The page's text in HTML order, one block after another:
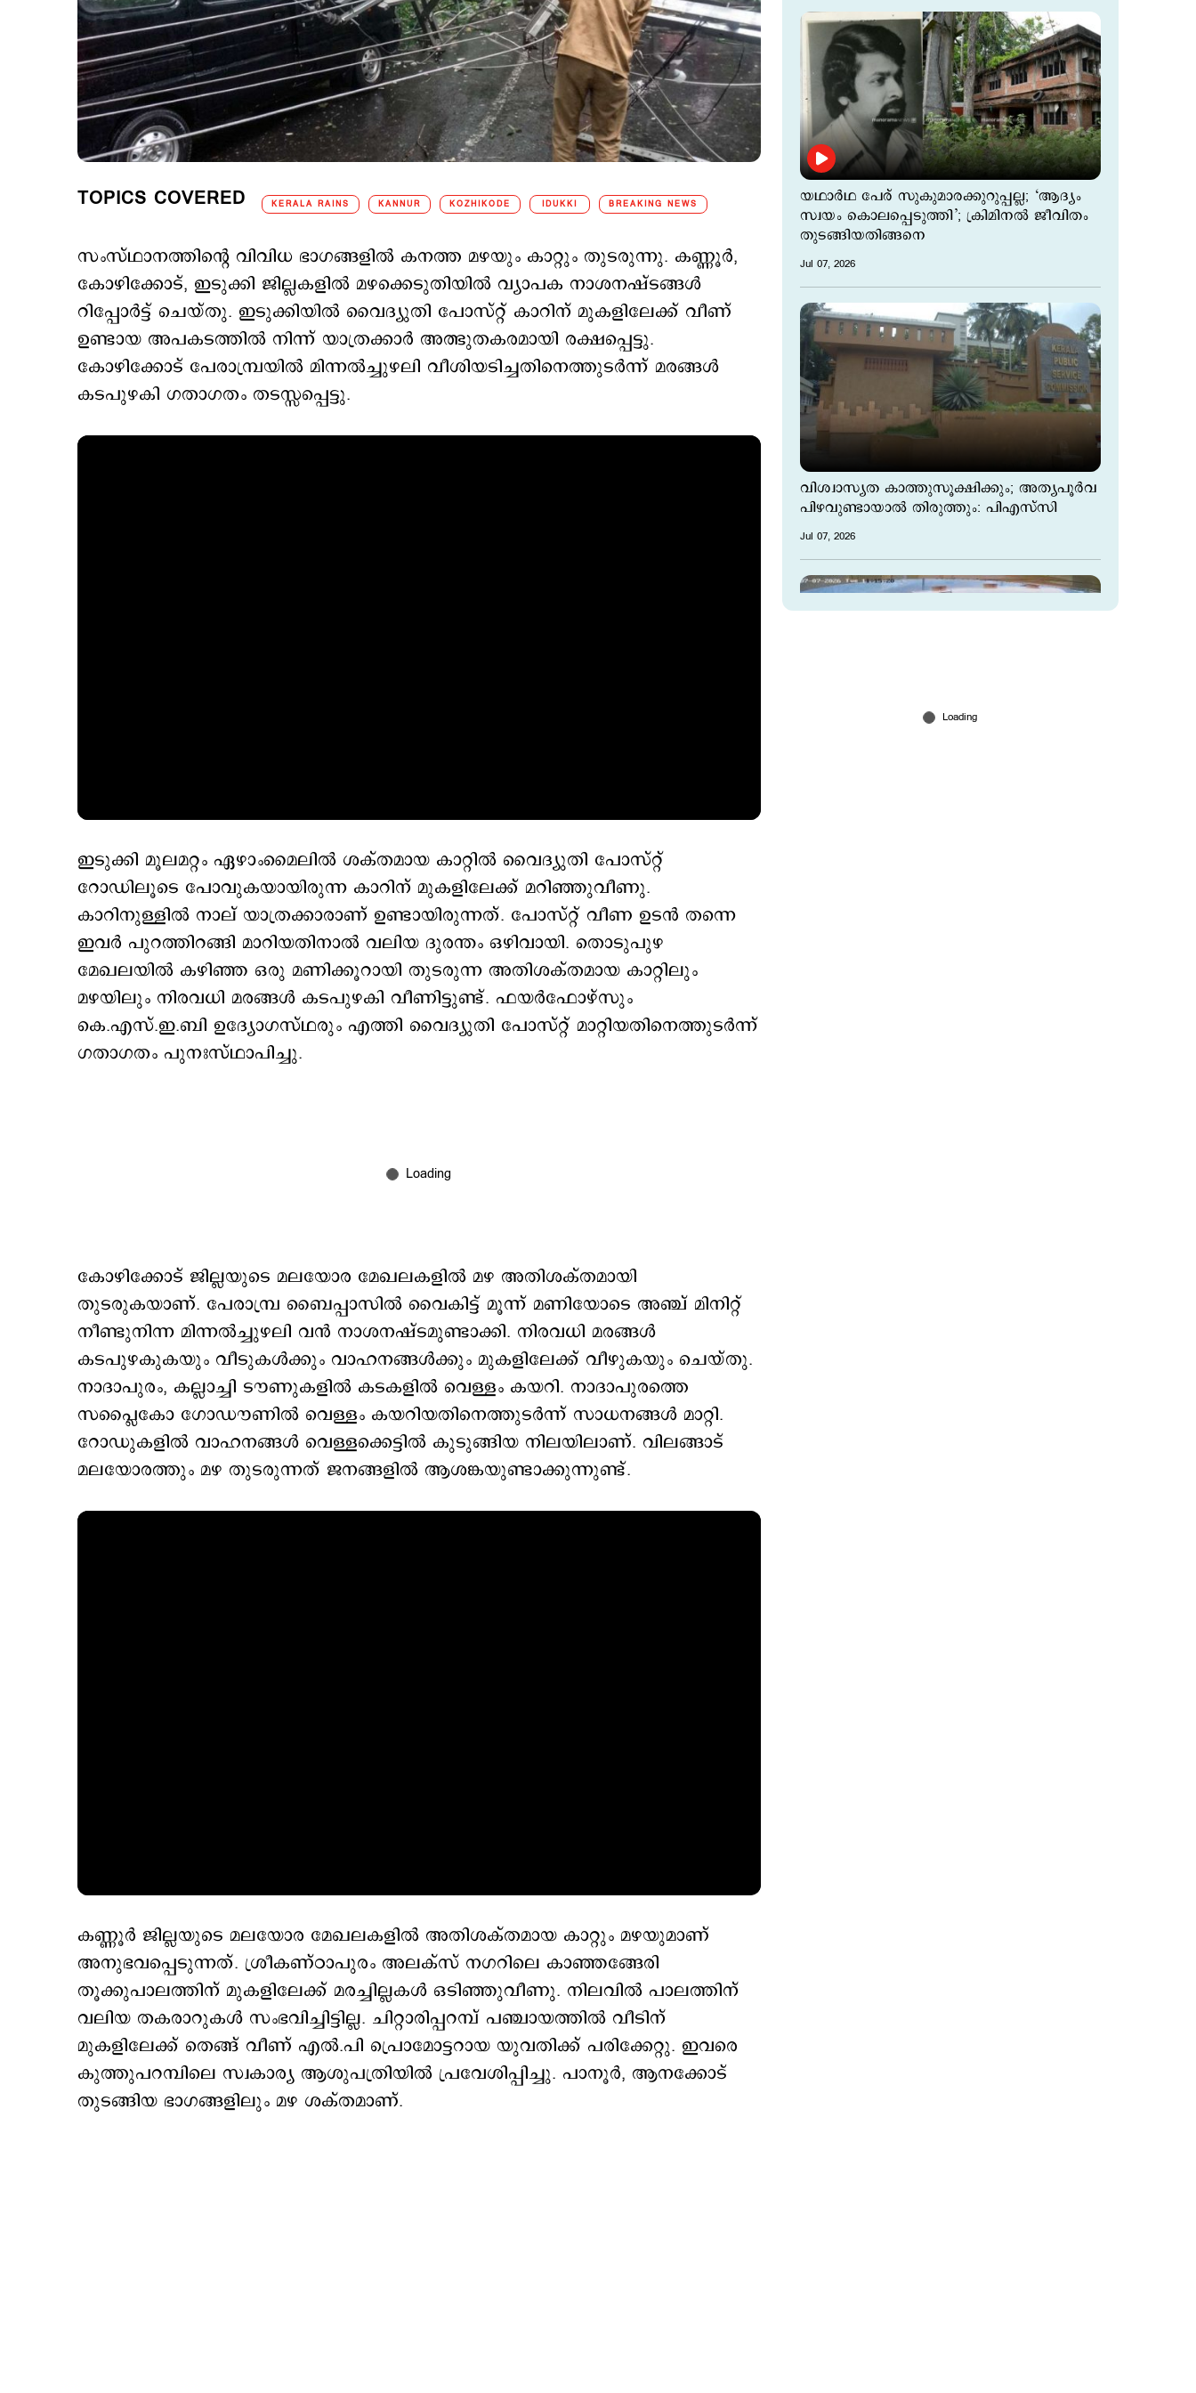
TOPICS COVERED KERALA RAINS KANNUR KOZHIKODE IDUKKI BREAKING NEWS
സംസ്ഥാനത്തിന്റെ വിവിധ ഭാഗങ്ങളിൽ കനത്ത മഴയും കാറ്റും തുടരുന്നു. കണ്ണൂർ,
കോഴിക്കോട്, ഇടുക്കി ജില്ലകളിൽ മഴക്കെടുതിയിൽ വ്യാപക നാശനഷ്ടങ്ങൾ
റിപ്പോർട്ട് ചെയ്തു. ഇടുക്കിയിൽ വൈദ്യുതി പോസ്റ്റ് കാറിന് മുകളിലേക്ക് വീണ്
ഉണ്ടായ അപകടത്തിൽ നിന്ന് യാത്രക്കാർ അത്ഭുതകരമായി രക്ഷപ്പെട്ടു.
കോഴിക്കോട് പേരാമ്പ്രയിൽ മിന്നൽച്ചുഴലി വീശിയടിച്ചതിനെത്തുടർന്ന് മരങ്ങൾ
കടപുഴകി ഗതാഗതം തടസ്സപ്പെട്ടു.
ഇടുക്കി മൂലമറ്റം ഏഴാംമൈലിൽ ശക്തമായ കാറ്റിൽ വൈദ്യുതി പോസ്റ്റ്
റോഡിലൂടെ പോവുകയായിരുന്ന കാറിന് മുകളിലേക്ക് മറിഞ്ഞുവീണു.
കാറിനുള്ളിൽ നാല് യാത്രക്കാരാണ് ഉണ്ടായിരുന്നത്. പോസ്റ്റ് വീണ ഉടൻ തന്നെ
ഇവർ പുറത്തിറങ്ങി മാറിയതിനാൽ വലിയ ദുരന്തം ഒഴിവായി. തൊടുപുഴ
മേഖലയിൽ കഴിഞ്ഞ ഒരു മണിക്കൂറായി തുടരുന്ന അതിശക്തമായ കാറ്റിലും
മഴയിലും നിരവധി മരങ്ങൾ കടപുഴകി വീണിട്ടുണ്ട്. ഫയർഫോഴ്സും
കെ.എസ്.ഇ.ബി ഉദ്യോഗസ്ഥരും എത്തി വൈദ്യുതി പോസ്റ്റ് മാറ്റിയതിനെത്തുടർന്ന്
ഗതാഗതം പുനഃസ്ഥാപിച്ചു.
കോഴിക്കോട് ജില്ലയുടെ മലയോര മേഖലകളിൽ മഴ അതിശക്തമായി
തുടരുകയാണ്. പേരാമ്പ്ര ബൈപ്പാസിൽ വൈകിട്ട് മൂന്ന് മണിയോടെ അഞ്ച് മിനിറ്റ്
നീണ്ടുനിന്ന മിന്നൽച്ചുഴലി വൻ നാശനഷ്ടമുണ്ടാക്കി. നിരവധി മരങ്ങൾ
കടപുഴകുകയും വീടുകൾക്കും വാഹനങ്ങൾക്കും മുകളിലേക്ക് വീഴുകയും ചെയ്തു.
നാദാപുരം, കല്ലാച്ചി ടൗണുകളിൽ കടകളിൽ വെള്ളം കയറി. നാദാപുരത്തെ
സപ്ലൈകോ ഗോഡൗണിൽ വെള്ളം കയറിയതിനെത്തുടർന്ന് സാധനങ്ങൾ മാറ്റി.
റോഡുകളിൽ വാഹനങ്ങൾ വെള്ളക്കെട്ടിൽ കുടുങ്ങിയ നിലയിലാണ്. വിലങ്ങാട്
മലയോരത്തും മഴ തുടരുന്നത് ജനങ്ങളിൽ ആശങ്കയുണ്ടാക്കുന്നുണ്ട്.
കണ്ണൂർ ജില്ലയുടെ മലയോര മേഖലകളിൽ അതിശക്തമായ കാറ്റും മഴയുമാണ്
അനുഭവപ്പെടുന്നത്. ശ്രീകണ്ഠാപുരം അലക്സ് നഗറിലെ കാഞ്ഞങ്ങേരി
തൂക്കുപാലത്തിന് മുകളിലേക്ക് മരച്ചില്ലകൾ ഒടിഞ്ഞുവീണു. നിലവിൽ പാലത്തിന്
വലിയ തകരാറുകൾ സംഭവിച്ചിട്ടില്ല. ചിറ്റാരിപ്പറമ്പ് പഞ്ചായത്തിൽ വീടിന്
മുകളിലേക്ക് തെങ്ങ് വീണ് എൽ.പി പ്രൊമോട്ടറായ യുവതിക്ക് പരിക്കേറ്റു. ഇവരെ
കുത്തുപറമ്പിലെ സ്വകാര്യ ആശുപത്രിയിൽ പ്രവേശിപ്പിച്ചു. പാനൂർ, ആനക്കോട്
തുടങ്ങിയ ഭാഗങ്ങളിലും മഴ ശക്തമാണ്.
യഥാര്‍ഥ പേര് സുകുമാരക്കുറുപ്പല്ല; ‘ആദ്യം
സ്വയം കൊലപ്പെടുത്തി’; ക്രിമിനല്‍ ജീവിതം
തുടങ്ങിയതിങ്ങനെ
Jul 07, 2026
വിശ്വാസ്യത കാത്തുസൂക്ഷിക്കും; അത്യപൂര്‍വ
പിഴവുണ്ടായാല്‍ തിരുത്തും: പിഎസ‌്സി
Jul 07, 2026